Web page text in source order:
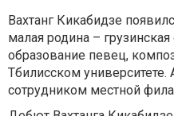
Вахтанг Кикабидзе
малая родина –
образование певец,
Тбилисском университете.
сотрудником местной